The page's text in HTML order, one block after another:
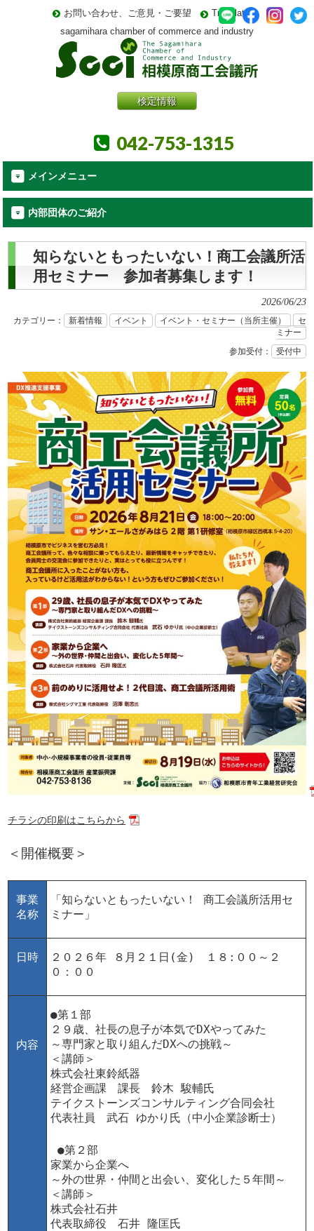
sagamihara chamber of commerce and industry
お問い合わせ、ご意見・ご要望 Translate
検定情報
042-753-1315
メインメニュー
内部団体のご紹介
知らないともったいない！商工会議所活
用セミナー 参加者募集します！
2026/06/23
カテゴリー： 新着情報 イベント イベント・セミナー（当所主催）
セ
ミナー
参加受付：
受付中
チラシの印刷はこちらから
＜開催概要＞
事業
名称
「知らないともったいない！ 商工会議所活用セ
ミナー」
日時
２０２６年 ８月２１日(金) １８:００～２
０：００
内容
●第１部
２９歳、社長の息子が本気でDXやってみた
～専門家と取り組んだDXへの挑戦～
＜講師＞
株式会社東鈴紙器
経営企画課 課長 鈴木 駿輔氏
テイクストーンズコンサルティング合同会社
代表社員 武石 ゆかり氏（中小企業診断士）
●第２部
家業から企業へ
～外の世界・仲間と出会い、変化した５年間～
＜講師＞
株式会社石井
代表取締役 石井 隆匡氏